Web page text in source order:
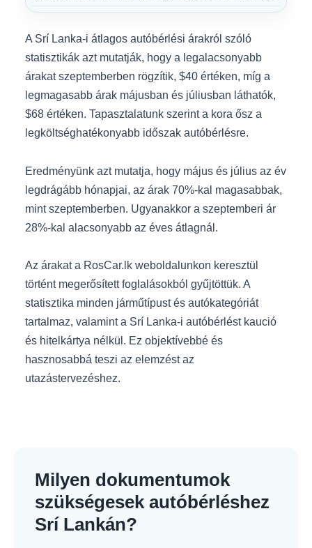
A Srí Lanka-i átlagos autóbérlési árakról szóló
statisztikák azt mutatják, hogy a legalacsonyabb
árakat szeptemberben rögzítik, $40 értéken, míg a
legmagasabb árak májusban és júliusban láthatók,
$68 értéken. Tapasztalatunk szerint a kora ősz a
legköltséghatékonyabb időszak autóbérlésre.
Eredményünk azt mutatja, hogy május és július az év
legdrágább hónapjai, az árak 70%-kal magasabbak,
mint szeptemberben. Ugyanakkor a szeptemberi ár
28%-kal alacsonyabb az éves átlagnál.
Az árakat a RosCar.lk weboldalunkon keresztül
történt megerősített foglalásokból gyűjtöttük. A
statisztika minden járműtípust és autókategóriát
tartalmaz, valamint a Srí Lanka-i autóbérlést kaució
és hitelkártya nélkül. Ez objektívebbé és
hasznosabbá teszi az elemzést az
utazástervezéshez.
Milyen dokumentumok
szükségesek autóbérléshez
Srí Lankán?